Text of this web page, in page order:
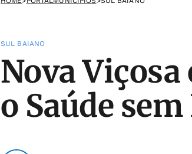
SUL BAIANO
Nova Viçosa
o Saúde